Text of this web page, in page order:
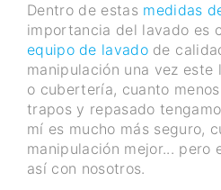
Dentro de estas medidas
importancia del lavado es
equipo de lavadode
manipulación una vez
o cubertería, cuanto
trapos y repasado
mí es mucho más seguro,
manipulación mejor... pero
así con nosotros.